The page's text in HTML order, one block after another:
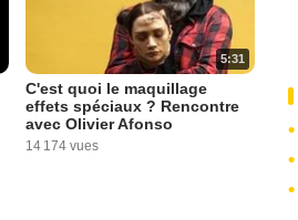
5:31
C'est quoi le maquillage
effets spéciaux ? Rencontre
avec Olivier Afonso
14 174 vues